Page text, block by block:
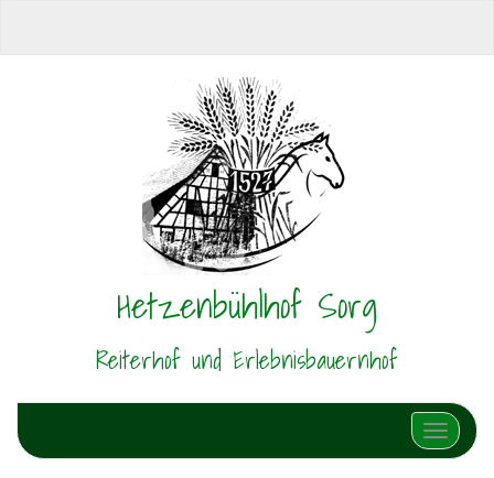
Hetzenbühlhof Sorg
Reiterhof und Erlebnisbauernhof
Schalte